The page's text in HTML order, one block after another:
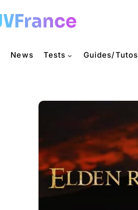
News Tests Guides/Tutos